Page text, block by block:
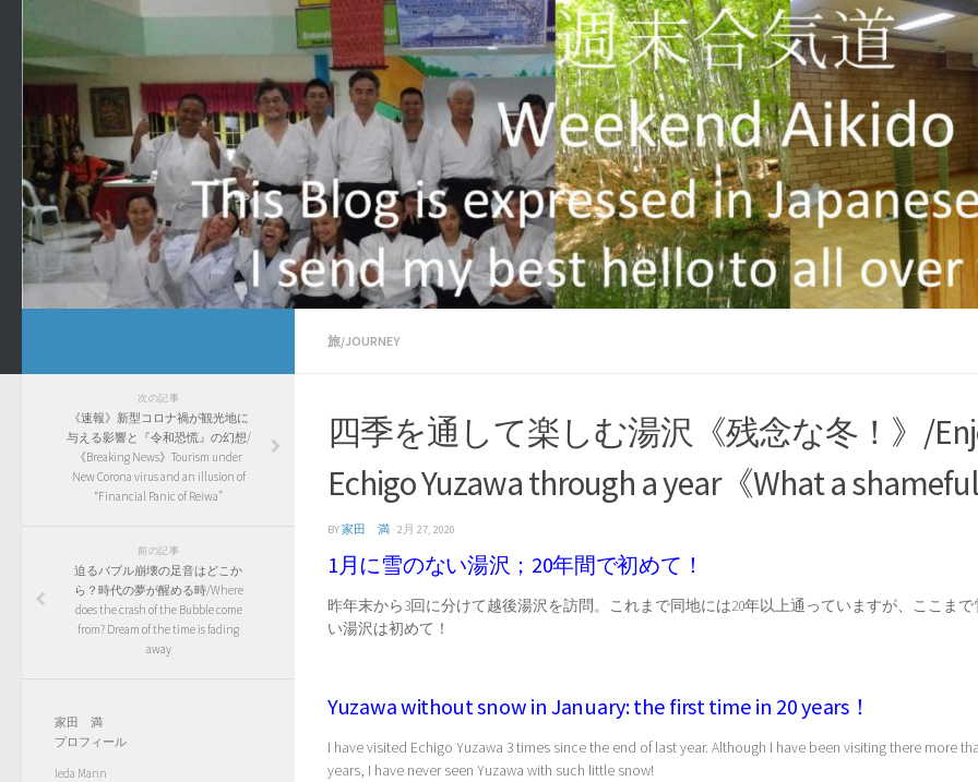
旅/JOURNEY
四季を通して楽しむ湯沢《残念な冬！》/
Echigo Yuzawa through a year《What a
BY家田 満 · 2月 27, 2020
1月に雪のない湯沢；20年間で初めて！
昨年末から3回に分けて越後湯沢を訪問。これまで同地には20年以上通っていますが、ここまで
い湯沢は初めて！
Yuzawa without snow in January: the first time in 20 years！
I have visited Echigo Yuzawa 3 times since the end of last year. Although I have been visiting there more
years, I have never seen Yuzawa with such little snow!
次の記事
《速報》新型コロナ禍が観光地に
与える影響と『令和恐慌』の幻想/
《Breaking News》Tourism under
New Corona virus and an illusion of
“Financial Panic of Reiwa”
前の記事
迫るバブル崩壊の足音はどこか
ら？時代の夢が醒める時/Where
does the crash of the Bubble come
from? Dream of the time is fading
away
家田 満
プロフィール
Ieda Mann